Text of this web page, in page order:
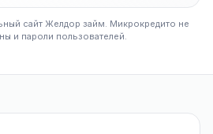
сайт Желдор займ. Микрокредито не
и пароли пользователей.